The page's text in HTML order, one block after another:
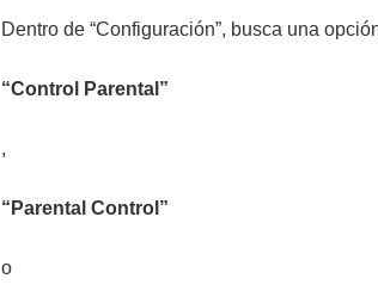
Dentro de “Configuración”, busca una
“Control Parental”
,
“Parental Control”
o